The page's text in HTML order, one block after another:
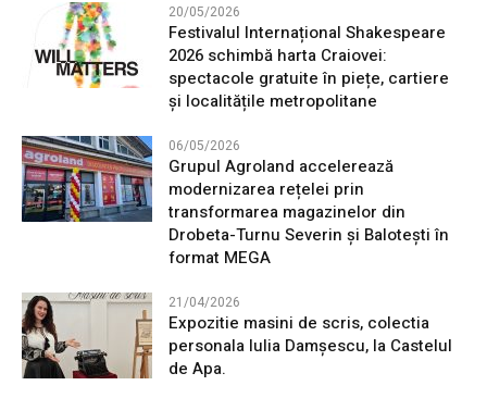
20/05/2026
Festivalul Internațional Shakespeare
2026 schimbă harta Craiovei:
spectacole gratuite în piețe, cartiere
și localitățile metropolitane
06/05/2026
Grupul Agroland accelerează
modernizarea rețelei prin
transformarea magazinelor din
Drobeta-Turnu Severin și Balotești în
format MEGA
21/04/2026
Expozitie masini de scris, colectia
personala Iulia Damșescu, la Castelul
de Apa.